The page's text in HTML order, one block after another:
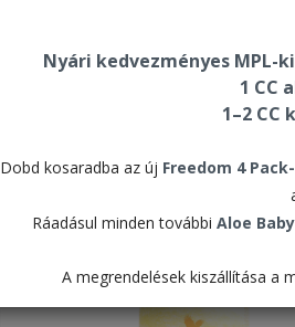
Nyári kedvezményes MPL-
1 CC
1–2 CC
Dobd kosaradba az új Freedom 4
Ráadásul minden további Aloe Baby
A megrendelések kiszállítása a